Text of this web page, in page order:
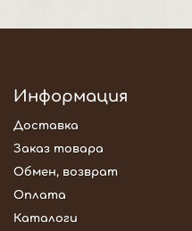
Информация
Доставка
Заказ товара
Обмен, возврат
Оплата
Каталоги